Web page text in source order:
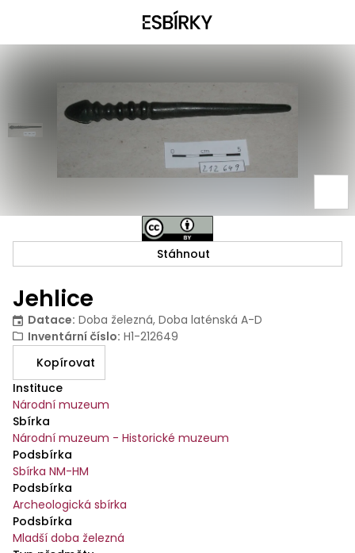
Jehlice
Datace: Doba železná, Doba laténská A-D
Inventární číslo: H1-212649
Kopírovat
Instituce
Národní muzeum
Sbírka
Národní muzeum - Historické muzeum
Podsbírka
Sbírka NM-HM
Podsbírka
Archeologická sbírka
Podsbírka
Mladší doba železná
Stáhnout